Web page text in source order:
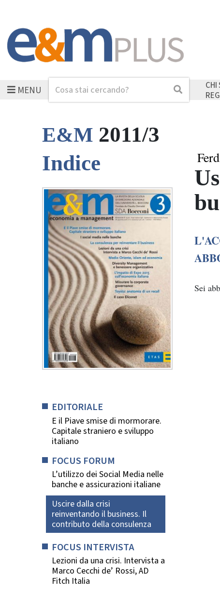
MENUCerca Cerca CHI
E&M 2011/3
Indice
EDITORIALE
E il Piave smise di mormorare.
Capitale straniero e sviluppo
italiano
FOCUS FORUM
L’utilizzo dei Social Media nelle
banche e assicurazioni italiane
Uscire dalla crisi
reinventando il business. Il
contributo della consulenza
FOCUS INTERVISTA
Lezioni da una crisi. Intervista a
Marco Cecchi de’ Rossi, AD
Fitch Italia
Sei